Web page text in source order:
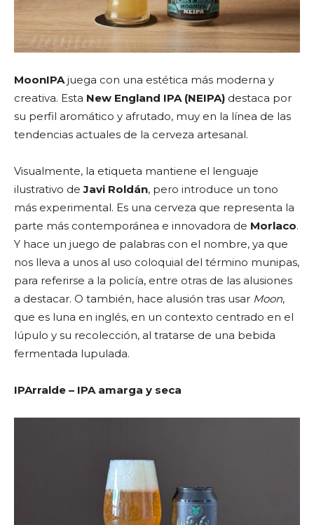
MoonIPAjuega con una estética más moderna y
creativa. Esta New England IPA (NEIPA) destaca por
su perfil aromático y afrutado, muy en la línea de las
tendencias actuales de la cerveza artesanal.
Visualmente, la etiqueta mantiene el lenguaje
ilustrativo deJavi Roldán, pero introduce un tono
más experimental. Es una cerveza que representa la
parte más contemporánea e innovadora de Morlaco.
Y hace un juego de palabras con el nombre, ya que
nos lleva a unos al uso coloquial del término munipas,
para referirse a la policía, entre otras de las alusiones
a destacar. O también, hace alusión tras usar Moon,
que es luna en inglés, en un contexto centrado en el
lúpulo y su recolección, al tratarse de una bebida
fermentada lupulada.
IPArralde – IPA amarga y seca